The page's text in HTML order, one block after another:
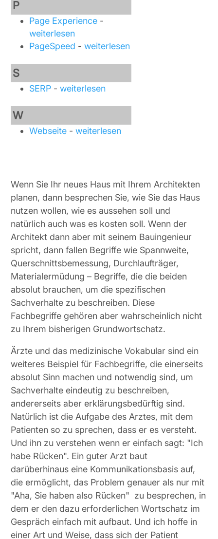
P
Page Experience -
weiterlesen
PageSpeed -weiterlesen
S
SERP -weiterlesen
W
Webseite -weiterlesen
Wenn Sie Ihr neues Haus mit Ihrem Architekten
planen, dann besprechen Sie, wie Sie das Haus
nutzen wollen, wie es aussehen soll und
natürlich auch was es kosten soll. Wenn der
Architekt dann aber mit seinem Bauingenieur
spricht, dann fallen Begriffe wie Spannweite,
Querschnittsbemessung, Durchlaufträger,
Materialermüdung – Begriffe, die die beiden
absolut brauchen, um die spezifischen
Sachverhalte zu beschreiben. Diese
Fachbegriffe gehören aber wahrscheinlich nicht
zu Ihrem bisherigen Grundwortschatz.
Ärzte und das medizinische Vokabular sind ein
weiteres Beispiel für Fachbegriffe, die einerseits
absolut Sinn machen und notwendig sind, um
Sachverhalte eindeutig zu beschreiben,
andererseits aber erklärungsbedürftig sind.
Natürlich ist die Aufgabe des Arztes, mit dem
Patienten so zu sprechen, dass er es versteht.
Und ihn zu verstehen wenn er einfach sagt: "Ich
habe Rücken". Ein guter Arzt baut
darüberhinaus eine Kommunikationsbasis auf,
die ermöglicht, das Problem genauer als nur mit
"Aha, Sie haben also Rücken" zu besprechen, in
dem er den dazu erforderlichen Wortschatz im
Gespräch einfach mit aufbaut. Und ich hoffe in
einer Art und Weise, dass sich der Patient